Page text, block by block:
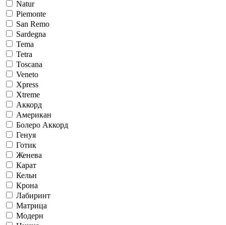
Natur
Piemonte
San Remo
Sardegna
Tema
Tetra
Toscana
Veneto
Xpress
Xtreme
Аккорд
Американ
Болеро Аккорд
Генуя
Готик
Женева
Карат
Кельн
Крона
Лабиринт
Матрица
Модерн